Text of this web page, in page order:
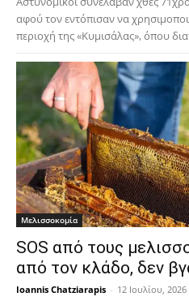
αφού τον εντόπισαν να
περιοχή της «Κυμισάλας», όπου
Μελισσοκομία
SOS από τους
από τον κλάδο, δεν
Ioannis Chatziarapis - 12 Ιουλίου, 2026